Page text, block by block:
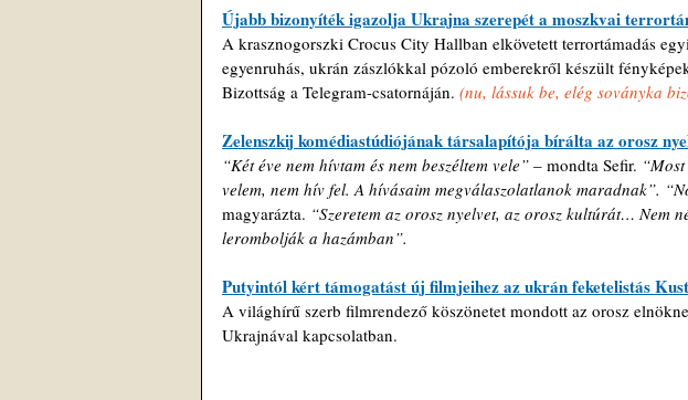
Újabb bizonyíték igazolja Ukrajna szerepét a moszkvai
A krasznogorszki Crocus City Hallban elkövetett terrortámadás
egyenruhás, ukrán zászlókkal pózoló emberekről készült
Bizottság a Telegram-csatornáján. (nu, lássuk be, elég soványka
Zelenszkij komédiastúdiójának társalapítója bírálta az orosz
“Két éve nem hívtam és nem beszéltem vele” – mondta Sefir.
velem, nem hív fel. A hívásaim megválaszolatlanok maradnak”.
magyarázta. “Szeretem az orosz nyelvet, az orosz kultúrát… Nem
lerombolják a hazámban”.
Putyintól kért támogatást új filmjeihez az ukrán feketelistás
A világhírű szerb filmrendező köszönetet mondott az orosz
Ukrajnával kapcsolatban.